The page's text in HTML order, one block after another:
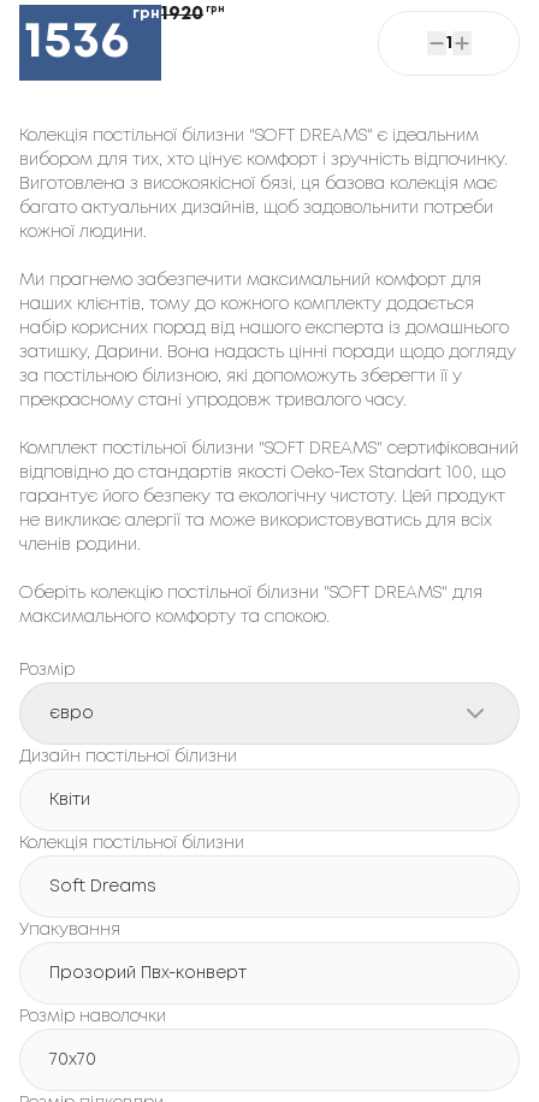
1536
грн1920 грн
1
Колекція постільної білизни "SOFT DREAMS" є ідеальним
вибором для тих, хто цінує комфорт і зручність відпочинку.
Виготовлена з високоякісної бязі, ця базова колекція має
багато актуальних дизайнів, щоб задовольнити потреби
кожної людини.
Ми прагнемо забезпечити максимальний комфорт для
наших клієнтів, тому до кожного комплекту додається
набір корисних порад від нашого експерта із домашнього
затишку, Дарини. Вона надасть цінні поради щодо догляду
за постільною білизною, які допоможуть зберегти її у
прекрасному стані упродовж тривалого часу.
Комплект постільної білизни "SOFT DREAMS" сертифікований
відповідно до стандартів якості Oeko-Tex Standart 100, що
гарантує його безпеку та екологічну чистоту. Цей продукт
не викликає алергії та може використовуватись для всіх
членів родини.
Оберіть колекцію постільної білизни "SOFT DREAMS" для
максимального комфорту та спокою.
Розмір
євро
Дизайн постільної білизни
Квіти
Колекція постільної білизни
Soft Dreams
Упакування
Прозорий Пвх-конверт
Розмір наволочки
70x70